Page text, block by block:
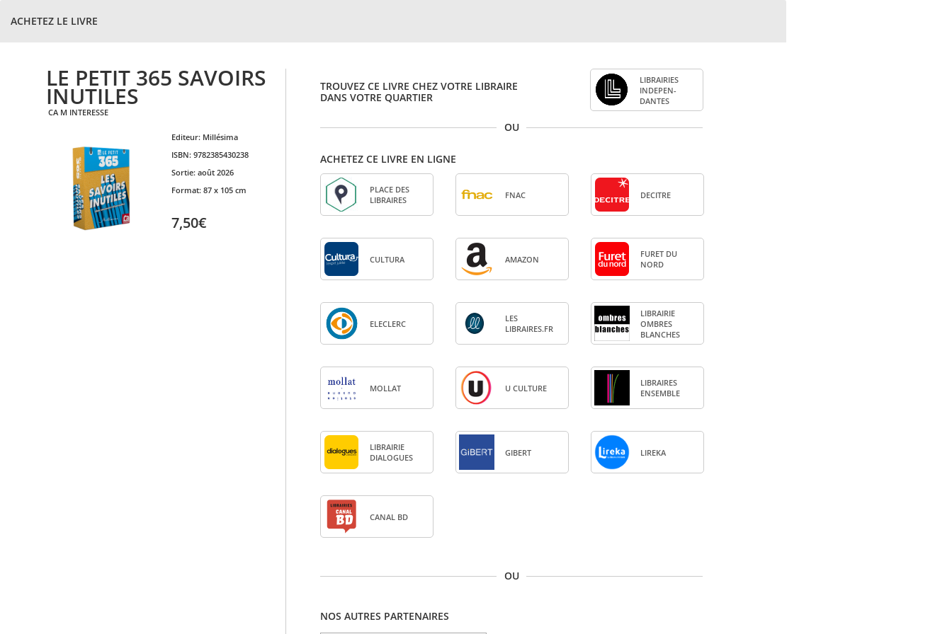
ACHETEZ LE LIVRE
LE PETIT 365 SAVOIRS
INUTILES
CA M INTERESSE
Editeur: Millésima
ISBN: 9782385430238
Sortie: août 2026
Format: 87 x 105 cm
7,50€
TROUVEZ CE LIVRE CHEZ VOTRE LIBRAIRE
DANS VOTRE QUARTIER
LIBRAI­RIES
INDE­PEN­
DANTES
OU
ACHETEZ CE LIVRE EN LIGNE
PLACE DES
LIBRAIRES
FNAC DECITRE
CULTURA AMA­ZON
FURET DU
NORD
ELE­CLERC
LES
LIBRAIRES.FR
LIBRAI­RIE
OMBRES
BLANCHES
MOL­LAT U CULTURE
LIBRAIRES
ENSEMBLE
LIBRAI­RIE
DIA­LOGUES
GIBERT LIREKA
CANAL BD
OU
NOS AUTRES PARTENAIRES